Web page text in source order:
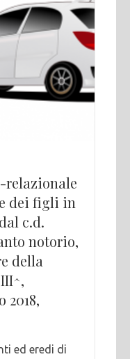
relazionale
dei figli in
c.d.
notorio,
della
2018,
ed eredi di